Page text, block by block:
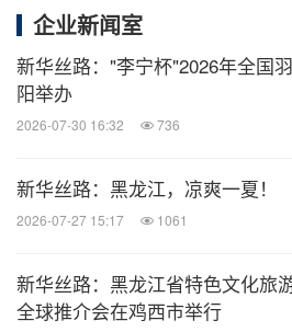
企业新闻室
新华丝路："李宁杯"2026年全国
阳举办
2026-07-30 16:32 736
新华丝路：黑龙江，凉爽一夏！
2026-07-27 15:17 1061
新华丝路：黑龙江省特色文化旅
全球推介会在鸡西市举行